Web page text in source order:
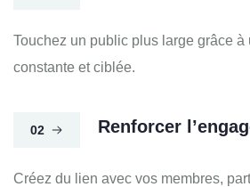
Touchez un public plus large grâce à
constante et ciblée.
02 Renforcer
Créez du lien avec vos membres,